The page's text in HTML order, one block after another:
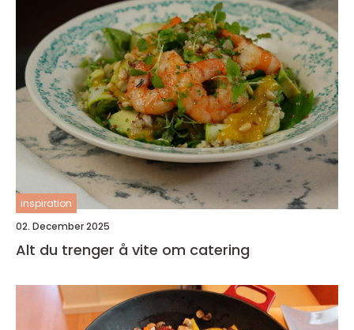
inspiration
02. December 2025
Alt du trenger å vite om catering